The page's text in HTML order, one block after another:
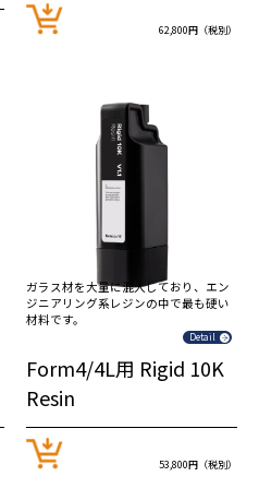
62,800円（税別）
ガラス材を大量に混入しており、エン
ジニアリング系レジンの中で最も硬い
材料です。
Detail
Form4/4L用 Rigid 10K
Resin
53,800円（税別）